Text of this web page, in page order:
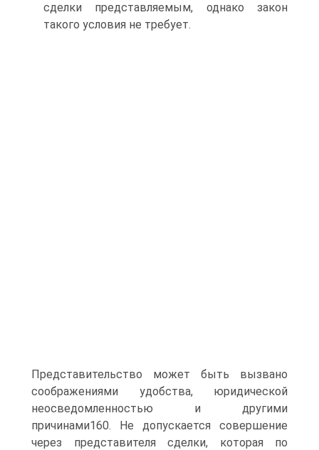
сделки представляемым, однако закон
такого условия не требует.
Представительство может быть вызвано
соображениями удобства, юридической
неосведомленностью и другими
причинами160. Не допускается совершение
через представителя сделки, которая по